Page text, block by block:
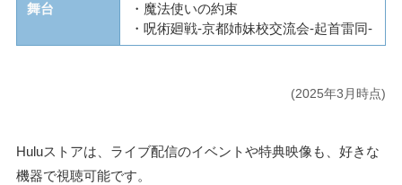
舞台
・魔法使いの約束
・呪術廻戦-京都姉妹校交流会-起首雷同-
(2025年3月時点)
Huluストアは、ライブ配信のイベントや特典映像も、好きな
機器で視聴可能です。